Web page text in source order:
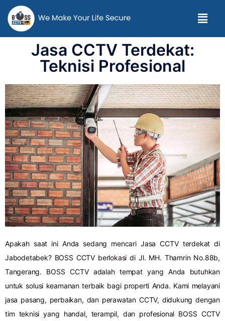
Jasa CCTV Terdekat:
Teknisi Profesional
Apakah saat ini Anda sedang mencari Jasa CCTV terdekat di
Jabodetabek? BOSS CCTV berlokasi di Jl. MH. Thamrin No.88b,
Tangerang. BOSS CCTV adalah tempat yang Anda butuhkan
untuk solusi keamanan terbaik bagi properti Anda. Kami melayani
jasa pasang, perbaikan, dan perawatan CCTV, didukung dengan
tim teknisi yang handal, terampil, dan profesional BOSS CCTV